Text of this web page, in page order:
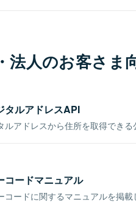
法人のお客さま
タルアドレスAPI
アドレスから住所を取得できる
コードマニュアル
ードに関するマニュアルを掲載